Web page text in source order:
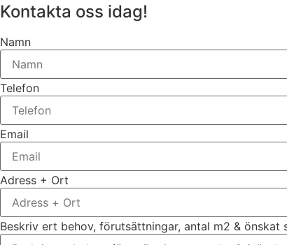
Kontakta oss idag!
Namn
Telefon
Email
Adress + Ort
Beskriv ert behov, förutsättningar, antal m2 & önskat